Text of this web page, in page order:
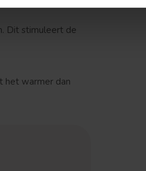
Dit stimuleert de
het warmer dan